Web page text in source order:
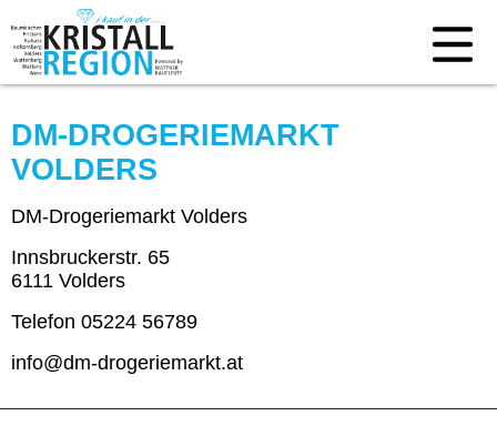
DM-DROGERIEMARKT
VOLDERS
DM-Drogeriemarkt Volders
Innsbruckerstr. 65
6111 Volders
Telefon 05224 56789
info@dm-drogeriemarkt.at